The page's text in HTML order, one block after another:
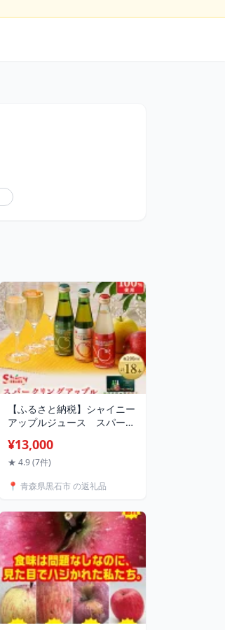
【ふるさと納税】シャイニー
アップルジュース スパーク
ト 200ml×18本
【1107754】
¥13,000
★ 4.9 (7件)
📍 青森県黒石市 の返礼品